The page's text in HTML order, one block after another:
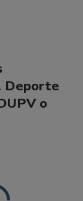
Deporte
o